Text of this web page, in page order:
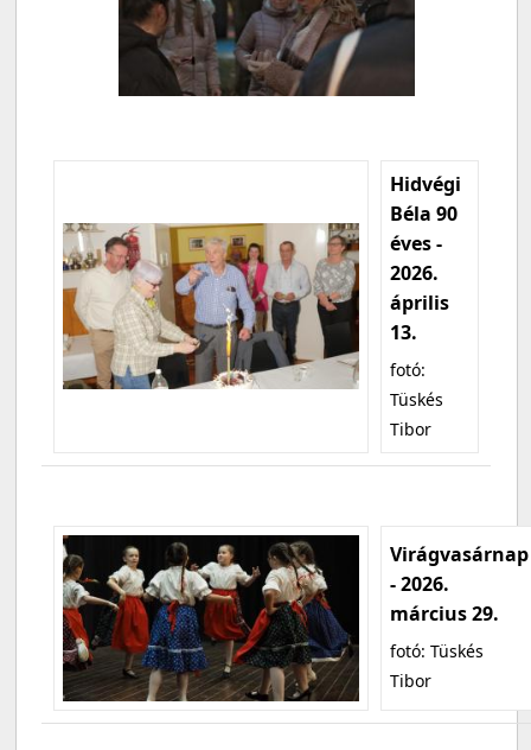
Hidvégi
Béla 90
éves -
2026.
április
13.
fotó:
Tüskés
Tibor
Virágvasárnap
- 2026.
március 29.
fotó: Tüskés
Tibor